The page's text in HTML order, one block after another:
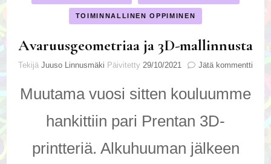
TOIMINNALLINEN OPPIMINEN
Avaruusgeometriaa ja 3D-mallinnusta
Tekijä Juuso Linnusmäki Päivitetty 29/10/2021 Jätä kommentti
Muutama vuosi sitten kouluumme
hankittiin pari Prentan 3D-
printteriä. Alkuhuuman jälkeen